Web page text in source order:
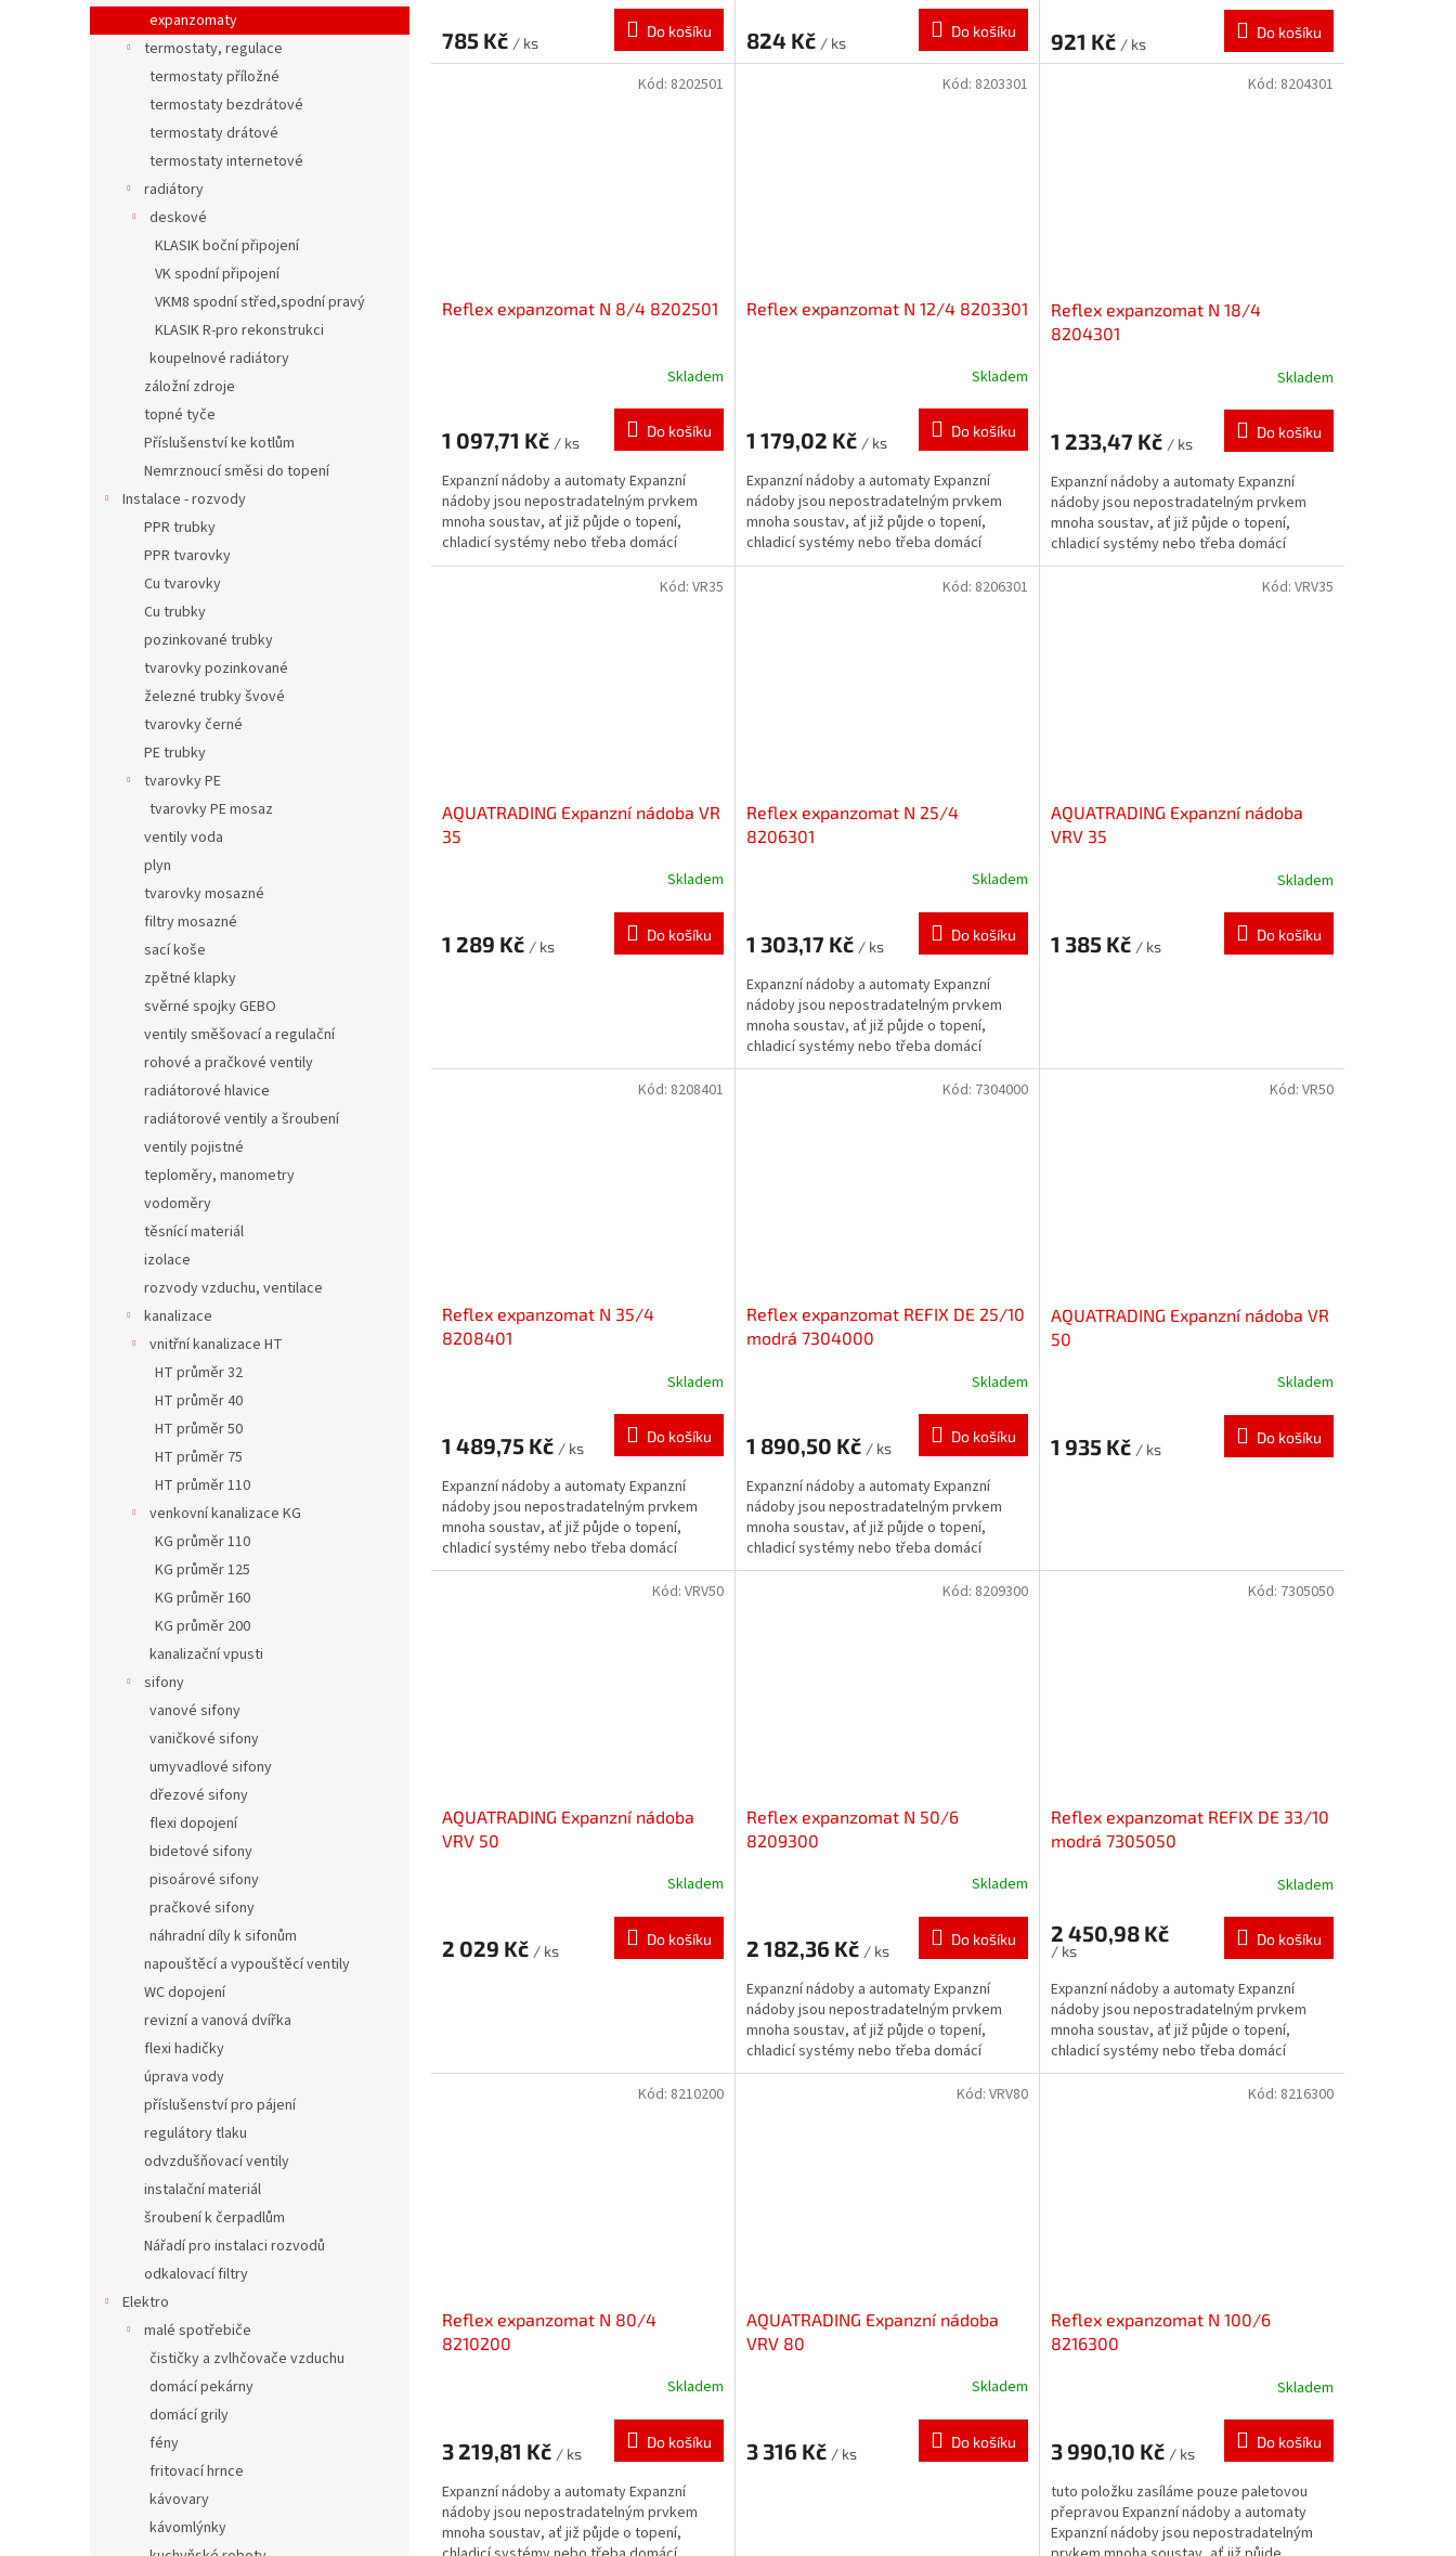
expanzomaty
termostaty, regulace
termostaty příložné
termostaty bezdrátové
termostaty drátové
termostaty internetové
radiátory
deskové
KLASIK boční připojení
VK spodní připojení
VKM8 spodní střed,spodní pravý
KLASIK R-pro rekonstrukci
koupelnové radiátory
záložní zdroje
topné tyče
Příslušenství ke kotlům
Nemrznoucí směsi do topení
Instalace - rozvody
PPR trubky
PPR tvarovky
Cu tvarovky
Cu trubky
pozinkované trubky
tvarovky pozinkované
železné trubky švové
tvarovky černé
PE trubky
tvarovky PE
tvarovky PE mosaz
ventily voda
plyn
tvarovky mosazné
filtry mosazné
sací koše
zpětné klapky
svěrné spojky GEBO
ventily směšovací a regulační
rohové a pračkové ventily
radiátorové hlavice
radiátorové ventily a šroubení
ventily pojistné
teploměry, manometry
vodoměry
těsnící materiál
izolace
rozvody vzduchu, ventilace
kanalizace
vnitřní kanalizace HT
HT průměr 32
HT průměr 40
HT průměr 50
HT průměr 75
HT průměr 110
venkovní kanalizace KG
KG průměr 110
KG průměr 125
KG průměr 160
KG průměr 200
kanalizační vpusti
sifony
vanové sifony
vaničkové sifony
umyvadlové sifony
dřezové sifony
flexi dopojení
bidetové sifony
pisoárové sifony
pračkové sifony
náhradní díly k sifonům
napouštěcí a vypouštěcí ventily
WC dopojení
revizní a vanová dvířka
flexi hadičky
úprava vody
příslušenství pro pájení
regulátory tlaku
odvzdušňovací ventily
instalační materiál
šroubení k čerpadlům
Nářadí pro instalaci rozvodů
odkalovací filtry
Elektro
malé spotřebiče
čističky a zvlhčovače vzduchu
domácí pekárny
domácí grily
fény
fritovací hrnce
kávovary
kávomlýnky
785 Kč / ks
Do košíku 824 Kč / ks
Do košíku 921 Kč / ks
Do košíku
Reflex expanzomat N 8/4 8202501
Skladem
1 097,71 Kč / ks
Do košíku
Expanzní nádoby a automaty Expanzní
nádoby jsou nepostradatelným prvkem
mnoha soustav, ať již půjde o topení,
chladicí systémy nebo třeba domácí
vodárny. Zabezpečují...
Kód: 8202501
Reflex expanzomat N 12/4 8203301
Skladem
1 179,02 Kč / ks
Do košíku
Expanzní nádoby a automaty Expanzní
nádoby jsou nepostradatelným prvkem
mnoha soustav, ať již půjde o topení,
chladicí systémy nebo třeba domácí
vodárny. Zabezpečují...
Kód: 8203301
Reflex expanzomat N 18/4
8204301
Skladem
1 233,47 Kč / ks
Do košíku
Expanzní nádoby a automaty Expanzní
nádoby jsou nepostradatelným prvkem
mnoha soustav, ať již půjde o topení,
chladicí systémy nebo třeba domácí
vodárny. Zabezpečují...
Kód: 8204301
AQUATRADING Expanzní nádoba VR
35
Skladem
1 289 Kč / ks
Do košíku
Kód: VR35
Reflex expanzomat N 25/4
8206301
Skladem
1 303,17 Kč / ks
Do košíku
Expanzní nádoby a automaty Expanzní
nádoby jsou nepostradatelným prvkem
mnoha soustav, ať již půjde o topení,
chladicí systémy nebo třeba domácí
vodárny. Zabezpečují...
Kód: 8206301
AQUATRADING Expanzní nádoba
VRV 35
Skladem
1 385 Kč / ks
Do košíku
Kód: VRV35
Reflex expanzomat N 35/4
8208401
Skladem
1 489,75 Kč / ks
Do košíku
Expanzní nádoby a automaty Expanzní
nádoby jsou nepostradatelným prvkem
mnoha soustav, ať již půjde o topení,
chladicí systémy nebo třeba domácí
vodárny. Zabezpečují...
Kód: 8208401
Reflex expanzomat REFIX DE 25/10
modrá 7304000
Skladem
1 890,50 Kč / ks
Do košíku
Expanzní nádoby a automaty Expanzní
nádoby jsou nepostradatelným prvkem
mnoha soustav, ať již půjde o topení,
chladicí systémy nebo třeba domácí
vodárny. Zabezpečují...
Kód: 7304000
AQUATRADING Expanzní nádoba VR
50
Skladem
1 935 Kč / ks
Do košíku
Kód: VR50
AQUATRADING Expanzní nádoba
VRV 50
Skladem
2 029 Kč / ks
Do košíku
Kód: VRV50
Reflex expanzomat N 50/6
8209300
Skladem
2 182,36 Kč / ks
Do košíku
Expanzní nádoby a automaty Expanzní
nádoby jsou nepostradatelným prvkem
mnoha soustav, ať již půjde o topení,
chladicí systémy nebo třeba domácí
vodárny. Zabezpečují...
Kód: 8209300
Reflex expanzomat REFIX DE 33/10
modrá 7305050
Skladem
2 450,98 Kč
/ ks
Do košíku
Expanzní nádoby a automaty Expanzní
nádoby jsou nepostradatelným prvkem
mnoha soustav, ať již půjde o topení,
chladicí systémy nebo třeba domácí
vodárny. Zabezpečují...
Kód: 7305050
Reflex expanzomat N 80/4
8210200
Skladem
3 219,81 Kč / ks
Do košíku
Expanzní nádoby a automaty Expanzní
nádoby jsou nepostradatelným prvkem
mnoha soustav, ať již půjde o topení,
Kód: 8210200
AQUATRADING Expanzní nádoba
VRV 80
Skladem
3 316 Kč / ks
Do košíku
Kód: VRV80
Reflex expanzomat N 100/6
8216300
Skladem
3 990,10 Kč / ks
Do košíku
tuto položku zasíláme pouze paletovou
přepravou Expanzní nádoby a automaty
Expanzní nádoby jsou nepostradatelným
Kód: 8216300